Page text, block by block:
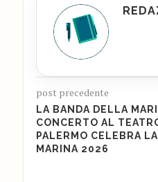
post precedente
LA BANDA DELLA
CONCERTO AL
PALERMO CELEBRA
MARINA 2026